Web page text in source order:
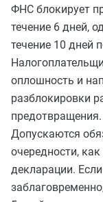
ФНС блокирует
течение 6 дней,
течение 10 дней
Н
оплошность и
разблокировки
Допускаются
очередности,
декларации.